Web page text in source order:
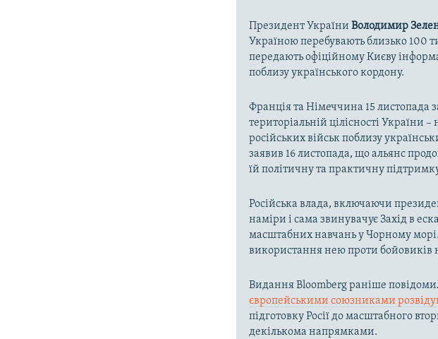
Президент УкраїниВолодимир
Україною перебувають близько 100
передають офіційному Києву
поблизу українського кордону.
Франція та Німеччина 15 листопада
територіальній цілісності України
російських військ поблизу
заявив 16 листопада, що альянс
їй політичну та практичну
Російська влада, включаючи
наміри і сама звинувачує Захід в
масштабних навчань у Чорному морі.
використання нею проти бойовиків
Видання Bloomberg раніше
європейськими союзниками
підготовку Росії до масштабного
декількома напрямками.